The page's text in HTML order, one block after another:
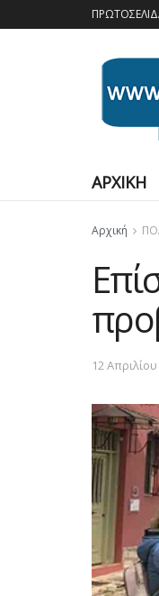
ΑΡΧΙΚΗ
Αρχική
12